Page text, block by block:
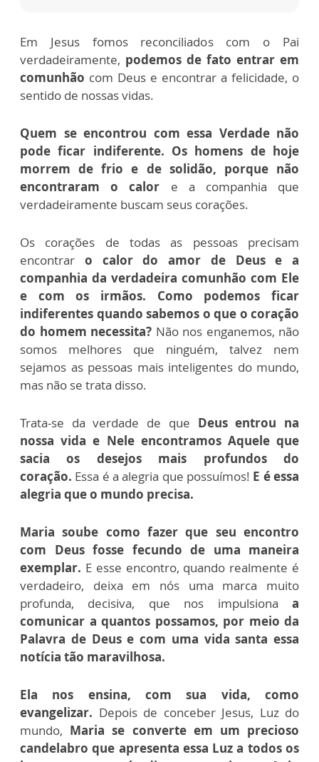
Em Jesus fomos reconciliados com o Pai
verdadeiramente, podemos de fato entrar em
comunhão com Deus e encontrar a felicidade, o
sentido de nossas vidas.
Quem se encontrou com essa Verdade não
pode ficar indiferente. Os homens de hoje
morrem de frio e de solidão, porque não
encontraram o calor e a companhia que
verdadeiramente buscam seus corações.
Os corações de todas as pessoas precisam
encontrar o calor do amor de Deus e a
companhia da verdadeira comunhão com Ele
e com os irmãos.
Como podemos ficar
indiferentes quando sabemos o que o coração
do homem necessita? Não nos enganemos, não
somos melhores que ninguém, talvez nem
sejamos as pessoas mais inteligentes do mundo,
mas não se trata disso.
Trata-se da verdade de que Deus entrou na
nossa vida e Nele encontramos Aquele que
sacia os desejos mais profundos do
coração. Essa é a alegria que possuímos! E é essa
alegria que o mundo precisa.
Maria soube como fazer que seu encontro
com Deus fosse fecundo de uma maneira
exemplar. E esse encontro, quando realmente é
verdadeiro, deixa em nós uma marca muito
profunda, decisiva, que nos impulsiona a
comunicar a quantos possamos, por meio da
Palavra de Deus e com uma vida santa essa
notícia tão maravilhosa.
Ela nos ensina, com sua vida, como
evangelizar. Depois de conceber Jesus, Luz do
mundo, Maria se converte em um precioso
candelabro que apresenta essa Luz a todos os